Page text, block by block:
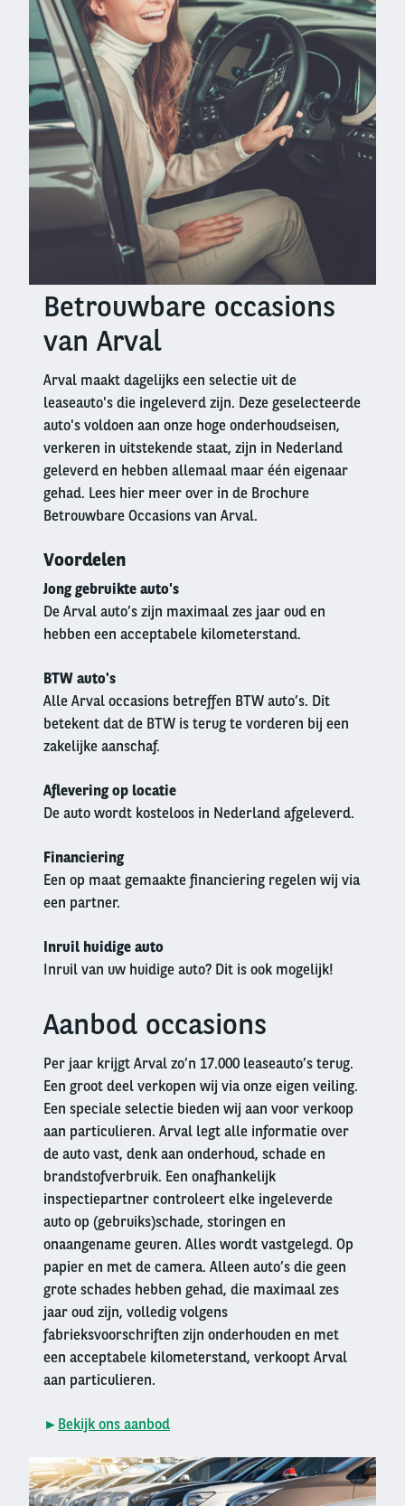
Right
columnBetrouwbare occasions
van Arval
Arval maakt dagelijks een selectie uit de
leaseauto's die ingeleverd zijn. Deze geselecteerde
auto's voldoen aan onze hoge onderhoudseisen,
verkeren in uitstekende staat, zijn in Nederland
geleverd en hebben allemaal maar één eigenaar
gehad. Lees hier meer over in de Brochure
Betrouwbare Occasions van Arval.
Voordelen
Jong gebruikte auto's
De Arval auto’s zijn maximaal zes jaar oud en
hebben een acceptabele kilometerstand.
BTW auto's
Alle Arval occasions betreffen BTW auto’s. Dit
betekent dat de BTW is terug te vorderen bij een
zakelijke aanschaf.
Aflevering op locatie
De auto wordt kosteloos in Nederland afgeleverd.
Financiering
Een op maat gemaakte financiering regelen wij via
een partner.
Inruil huidige auto
Inruil van uw huidige auto? Dit is ook mogelijk!
columnAanbod occasions
Per jaar krijgt Arval zo’n 17.000 leaseauto’s terug.
Een groot deel verkopen wij via onze eigen veiling.
Een speciale selectie bieden wij aan voor verkoop
aan particulieren. Arval legt alle informatie over
de auto vast, denk aan onderhoud, schade en
brandstofverbruik. Een onafhankelijk
inspectiepartner controleert elke ingeleverde
auto op (gebruiks)schade, storingen en
onaangename geuren. Alles wordt vastgelegd. Op
papier en met de camera. Alleen auto’s die geen
grote schades hebben gehad, die maximaal zes
jaar oud zijn, volledig volgens
fabrieksvoorschriften zijn onderhouden en met
een acceptabele kilometerstand, verkoopt Arval
aan particulieren.
► Bekijk ons aanbod
Right
column